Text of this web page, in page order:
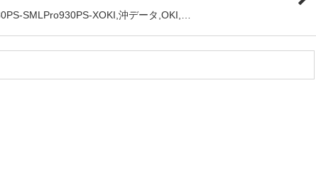
SMLPro930PS-XOKI,沖データ,OKI,…